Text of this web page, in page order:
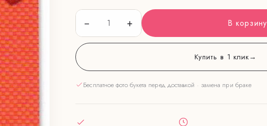
− 1 + В корзину
Купить в 1 клик→
Бесплатное фото букета перед доставкой · замена при браке